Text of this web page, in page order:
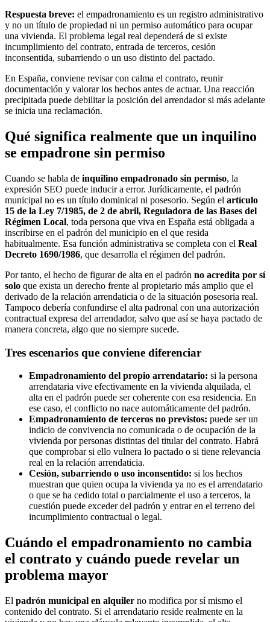
Respuesta breve: el empadronamiento es un registro administrativo
y no un título de propiedad ni un permiso automático para ocupar
una vivienda. El problema legal real dependerá de si existe
incumplimiento del contrato, entrada de terceros, cesión
inconsentida, subarriendo o un uso distinto del pactado.
En España, conviene revisar con calma el contrato, reunir
documentación y valorar los hechos antes de actuar. Una reacción
precipitada puede debilitar la posición del arrendador si más adelante
se inicia una reclamación.
Qué significa realmente que un inquilino
se empadrone sin permiso
Cuando se habla de inquilino empadronado sin permiso, la
expresión SEO puede inducir a error. Jurídicamente, el padrón
municipal no es un título dominical ni posesorio. Según el artículo
15 de la Ley 7/1985, de 2 de abril, Reguladora de las Bases del
Régimen Local, toda persona que viva en España está obligada a
inscribirse en el padrón del municipio en el que resida
habitualmente. Esa función administrativa se completa con el Real
Decreto 1690/1986, que desarrolla el régimen del padrón.
Por tanto, el hecho de figurar de alta en el padrón no acredita por sí
solo que exista un derecho frente al propietario más amplio que el
derivado de la relación arrendaticia o de la situación posesoria real.
Tampoco debería confundirse el alta padronal con una autorización
contractual expresa del arrendador, salvo que así se haya pactado de
manera concreta, algo que no siempre sucede.
Tres escenarios que conviene diferenciar
Empadronamiento del propio arrendatario: si la persona
arrendataria vive efectivamente en la vivienda alquilada, el
alta en el padrón puede ser coherente con esa residencia. En
ese caso, el conflicto no nace automáticamente del padrón.
Empadronamiento de terceros no previstos: puede ser un
indicio de convivencia no comunicada o de ocupación de la
vivienda por personas distintas del titular del contrato. Habrá
que comprobar si ello vulnera lo pactado o si tiene relevancia
real en la relación arrendaticia.
Cesión, subarriendo o uso inconsentido: si los hechos
muestran que quien ocupa la vivienda ya no es el arrendatario
o que se ha cedido total o parcialmente el uso a terceros, la
cuestión puede exceder del padrón y entrar en el terreno del
incumplimiento contractual o legal.
Cuándo el empadronamiento no cambia
el contrato y cuándo puede revelar un
problema mayor
El padrón municipal en alquiler no modifica por sí mismo el
contenido del contrato. Si el arrendatario reside realmente en la